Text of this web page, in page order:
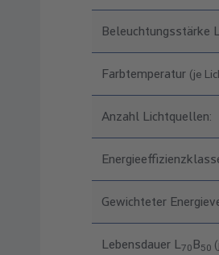
Beleuchtungsstärke
Farbtemperatur (je
Anzahl Lichtquellen:
Gewichteter
Lebensdauer L70 B50